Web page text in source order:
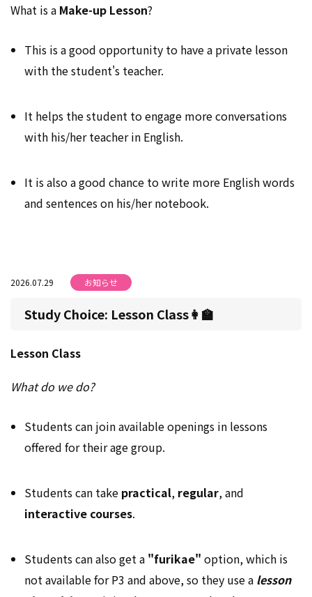
What is a Make-up Lesson?
This is a good opportunity to have a private lesson
with the student's teacher.
It helps the student to engage more conversations
with his/her teacher in English.
It is also a good chance to write more English words
and sentences on his/her notebook.
2026.07.29 お知らせ
Study Choice: Lesson Class👩‍🏫
Lesson Class
What do we do?
Students can join available openings in lessons
offered for their age group.
Students can take practical, regular, and
interactive courses.
Students can also get a "furikae" option, which is
not available for P3 and above, so they use a lesson